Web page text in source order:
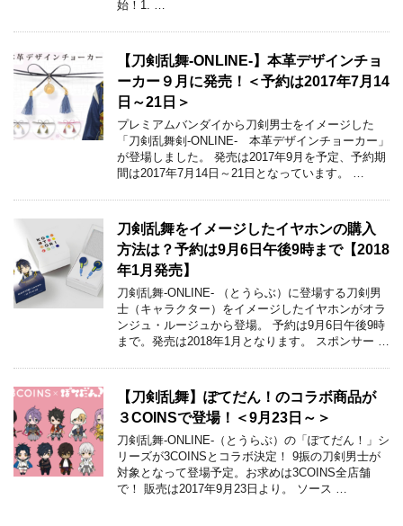
始！1. …
【刀剣乱舞-ONLINE-】本革デザインチョ
ーカー９月に発売！＜予約は2017年7月14
日～21日＞
プレミアムバンダイから刀剣男士をイメージした
「刀剣乱舞剣-ONLINE- 本革デザインチョーカー」
が登場しました。 発売は2017年9月を予定、予約期
間は2017年7月14日～21日となっています。 …
刀剣乱舞をイメージしたイヤホンの購入
方法は？予約は9月6日午後9時まで【2018
年1月発売】
刀剣乱舞-ONLINE- （とうらぶ）に登場する刀剣男
士（キャラクター）をイメージしたイヤホンがオラ
ンジュ・ルージュから登場。 予約は9月6日午後9時
まで。発売は2018年1月となります。 スポンサー …
【刀剣乱舞】ぽてだん！のコラボ商品が
３COINSで登場！＜9月23日～＞
刀剣乱舞-ONLINE-（とうらぶ）の「ぽてだん！」シ
リーズが3COINSとコラボ決定！ 9振の刀剣男士が
対象となって登場予定。お求めは3COINS全店舗
で！ 販売は2017年9月23日より。 ソース …